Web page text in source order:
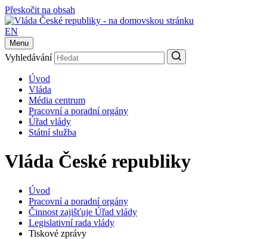
Přeskočit na obsah
EN
Menu
Vyhledávání
Úvod
Vláda
Média centrum
Pracovní a poradní orgány
Úřad vlády
Státní služba
Vláda České republiky
Úvod
Pracovní a poradní orgány
Činnost zajišťuje Úřad vlády
Legislativní rada vlády
Tiskové zprávy